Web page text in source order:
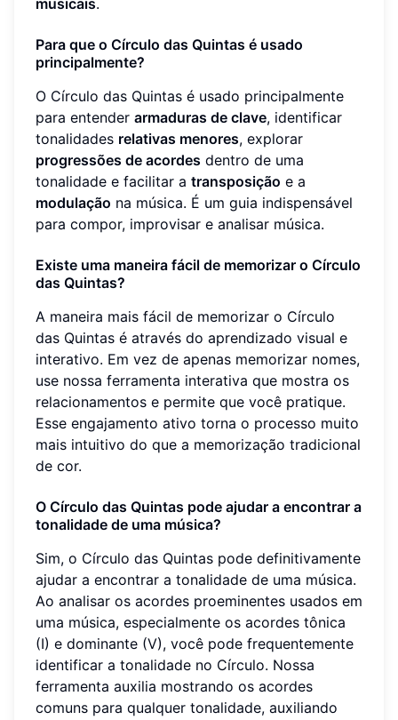
Para que o Círculo das Quintas é usado
principalmente?
O Círculo das Quintas é usado principalmente
para entender armaduras de clave, identificar
tonalidades relativas menores, explorar
progressões de acordes dentro de uma
tonalidade e facilitar a transposição e a
modulação na música. É um guia indispensável
para compor, improvisar e analisar música.
Existe uma maneira fácil de memorizar o Círculo
das Quintas?
A maneira mais fácil de memorizar o Círculo
das Quintas é através do aprendizado visual e
interativo. Em vez de apenas memorizar nomes,
use nossa ferramenta interativa que mostra os
relacionamentos e permite que você pratique.
Esse engajamento ativo torna o processo muito
mais intuitivo do que a memorização tradicional
de cor.
O Círculo das Quintas pode ajudar a encontrar a
tonalidade de uma música?
Sim, o Círculo das Quintas pode definitivamente
ajudar a encontrar a tonalidade de uma música.
Ao analisar os acordes proeminentes usados em
uma música, especialmente os acordes tônica
(I) e dominante (V), você pode frequentemente
identificar a tonalidade no Círculo. Nossa
ferramenta auxilia mostrando os acordes
comuns para qualquer tonalidade, auxiliando